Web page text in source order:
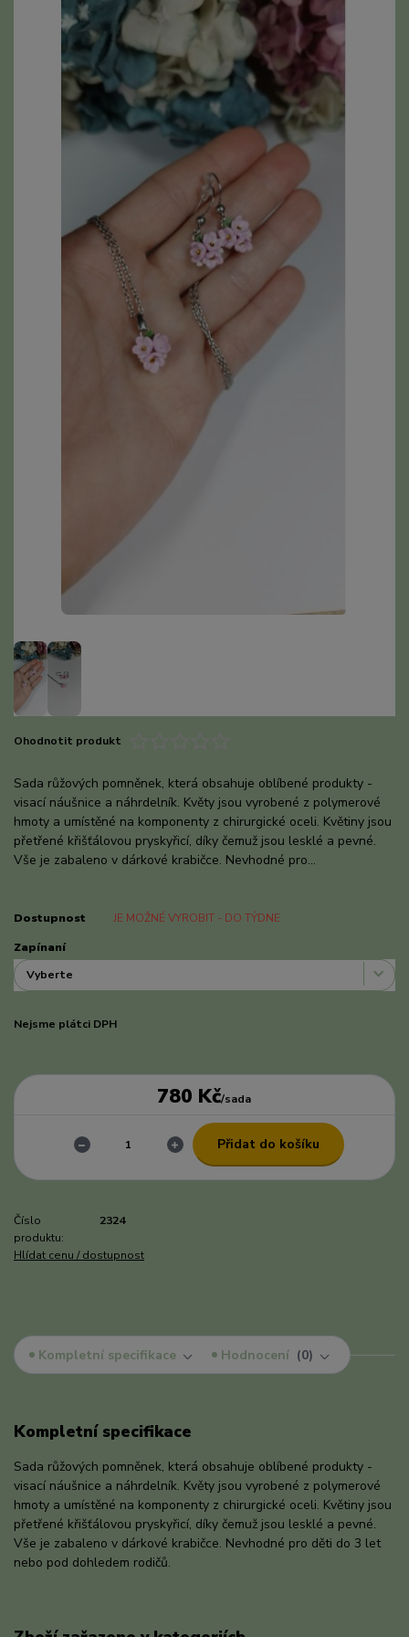
Ohodnotit produkt
Sada růžových pomněnek, která obsahuje oblíbené produkty -
visací náušnice a náhrdelník. Květy jsou vyrobené z polymerové
hmoty a umístěné na komponenty z chirurgické oceli. Květiny jsou
přetřené křišťálovou pryskyřicí, díky čemuž jsou lesklé a pevné.
Vše je zabaleno v dárkové krabičce. Nevhodné pro...
Dostupnost JE MOŽNÉ VYROBIT - DO TÝDNE
Zapínaní
Nejsme plátci DPH
780 Kč/sada
Přidat do košíku
Číslo
produktu:
2324
Hlídat cenu / dostupnost
Kompletní specifikace Hodnocení 0
Kompletní specifikace
Sada růžových pomněnek, která obsahuje oblíbené produkty -
visací náušnice a náhrdelník. Květy jsou vyrobené z polymerové
hmoty a umístěné na komponenty z chirurgické oceli. Květiny jsou
přetřené křišťálovou pryskyřicí, díky čemuž jsou lesklé a pevné.
Vše je zabaleno v dárkové krabičce. Nevhodné pro děti do 3 let
nebo pod dohledem rodičů.